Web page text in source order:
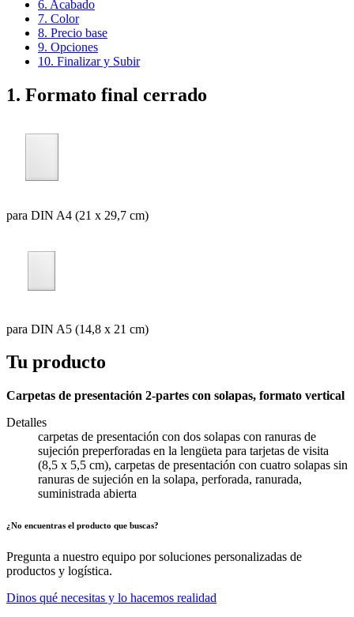
6. Acabado
7. Color
8. Precio base
9. Opciones
10. Finalizar y Subir
1. Formato final cerrado
para DIN A4 (21 x 29,7 cm)
para DIN A5 (14,8 x 21 cm)
Tu producto
Carpetas de presentación 2-partes con solapas, formato vertical
Detalles
carpetas de presentación con dos solapas con ranuras de
sujeción preperforadas en la lengüeta para tarjetas de visita
(8,5 x 5,5 cm), carpetas de presentación con cuatro solapas sin
ranuras de sujeción en la solapa, perforada, ranurada,
suministrada abierta
¿No encuentras el producto que buscas?
Pregunta a nuestro equipo por soluciones personalizadas de
productos y logística.
Dinos qué necesitas y lo hacemos realidad